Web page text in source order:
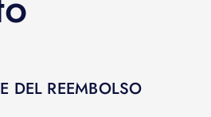
DEL REEMBOLSO